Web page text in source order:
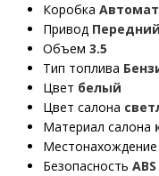
Коробка Автомат
Привод Передний
Объем 3.5
Тип топлива
Цвет белый
Цвет салона
Материал салона
Местонахождение
Безопасность